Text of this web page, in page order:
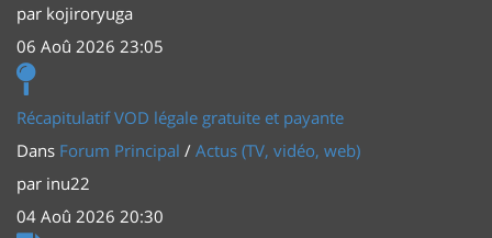
par kojiroryuga
06 Aoû 2026 23:05
Récapitulatif VOD légale gratuite et payante
Dans Forum Principal / Actus (TV, vidéo, web)
par inu22
04 Aoû 2026 20:30